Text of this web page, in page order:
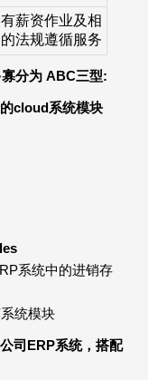
有薪资作业及相
法规遵循服务
分为ABC三型:
cloud系统模块
系统中的进销存
统模块
司 ERP系统，搭配